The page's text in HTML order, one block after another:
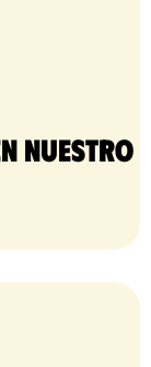
nuestro